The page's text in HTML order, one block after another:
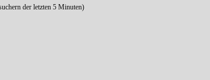
der letzten 5 Minuten)